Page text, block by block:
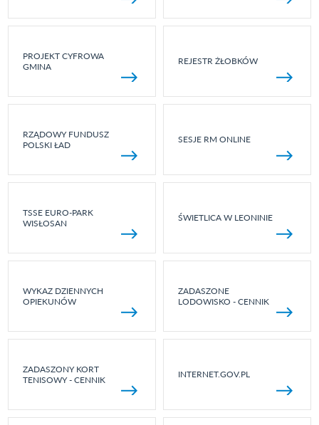
PROJEKT CYFROWA
GMINA
REJESTR ŻŁOBKÓW
RZĄDOWY FUNDUSZ
POLSKI ŁAD
SESJE RM ONLINE
TSSE EURO-PARK
WISŁOSAN
ŚWIETLICA W LEONINIE
WYKAZ DZIENNYCH
OPIEKUNÓW
ZADASZONE
LODOWISKO - CENNIK
ZADASZONY KORT
TENISOWY - CENNIK
INTERNET.GOV.PL